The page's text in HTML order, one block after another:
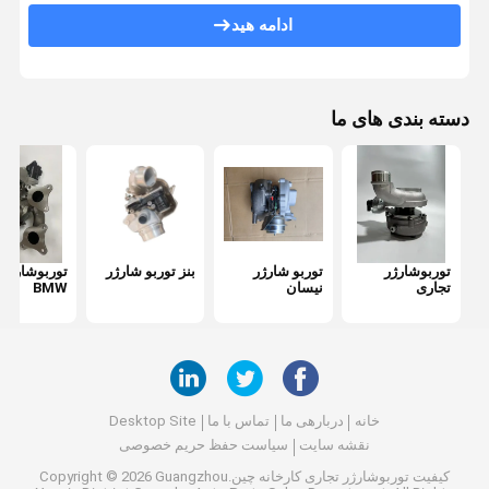
توربو شارژر Land Rover
آئودی دیزل توربو
توربو ديوار بزرگ
اسوزو توربو شارژر
موتور تروبوشی
ادامه هید
دسته بندی های ما
توربوشارژر
تجاری
توربو شارژر
نیسان
بنز توربو شارژر
توربوشارژر
BMW
خانه دربارهی ما تماس با ما
Desktop Site
نقشه سایت
سیاست حفظ حریم خصوصی
کیفیت توربوشارژر تجاری
کارخانه چین.Copyright © 2026 Guangzhou